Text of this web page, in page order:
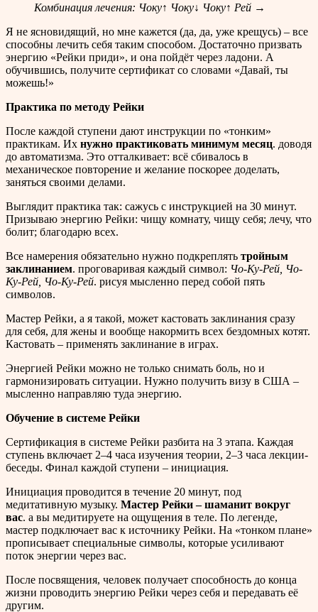
Комбинация лечения: Чоку↑ Чоку↓ Чоку↑ Рей →
Я не ясновидящий, но мне кажется (да, да, уже крещусь) – все
способны лечить себя таким способом. Достаточно призвать
энергию «Рейки приди», и она пойдёт через ладони. А
обучившись, получите сертификат со словами «Давай, ты
можешь!»
Практика по методу Рейки
После каждой ступени дают инструкции по «тонким»
практикам. Их нужно практиковать минимум месяц. доводя
до автоматизма. Это отталкивает: всё сбивалось в
механическое повторение и желание поскорее доделать,
заняться своими делами.
Выглядит практика так: сажусь с инструкцией на 30 минут.
Призываю энергию Рейки: чищу комнату, чищу себя; лечу, что
болит; благодарю всех.
Все намерения обязательно нужно подкреплять тройным
заклинанием. проговаривая каждый символ: Чо-Ку-Рей, Чо-
Ку-Рей, Чо-Ку-Рей. рисуя мысленно перед собой пять
символов.
Мастер Рейки, а я такой, может кастовать заклинания сразу
для себя, для жены и вообще накормить всех бездомных котят.
Кастовать – применять заклинание в играх.
Энергией Рейки можно не только снимать боль, но и
гармонизировать ситуации. Нужно получить визу в США –
мысленно направляю туда энергию.
Обучение в системе Рейки
Сертификация в системе Рейки разбита на 3 этапа. Каждая
ступень включает 2–4 часа изучения теории, 2–3 часа лекции-
беседы. Финал каждой ступени – инициация.
Инициация проводится в течение 20 минут, под
медитативную музыку. Мастер Рейки – шаманит вокруг
вас. а вы медитируете на ощущения в теле. По легенде,
мастер подключает вас к источнику Рейки. На «тонком плане»
прописывает специальные символы, которые усиливают
поток энергии через вас.
После посвящения, человек получает способность до конца
жизни проводить энергию Рейки через себя и передавать её
другим.